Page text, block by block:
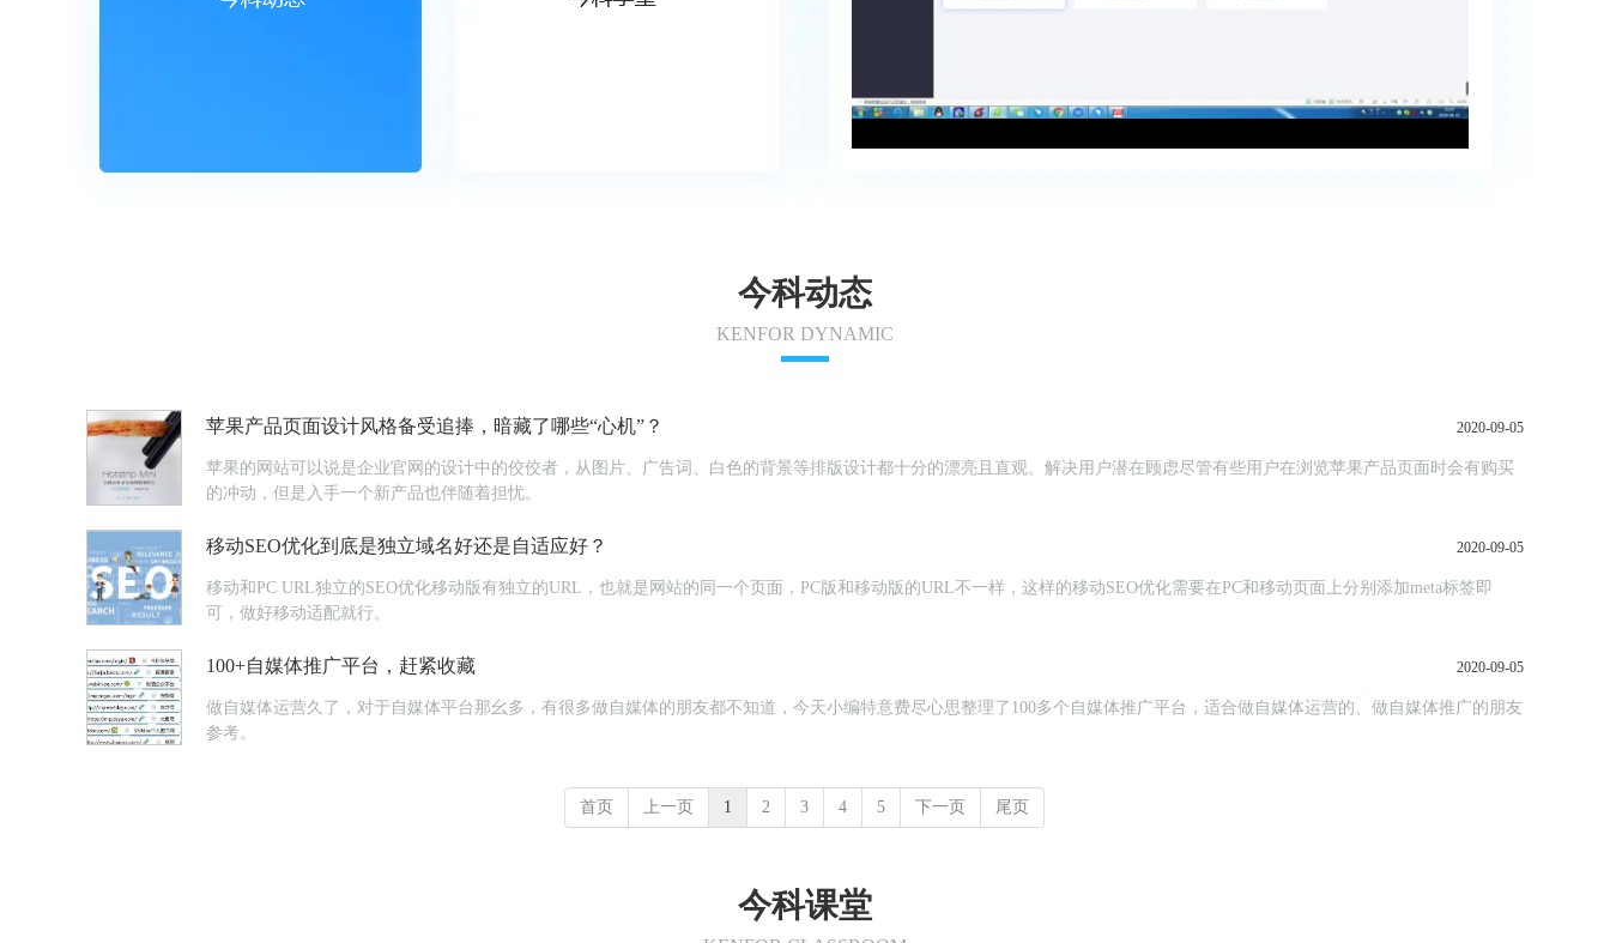
今科动态
KENFOR DYNAMIC
苹果产品页面设计风格备受追捧，暗藏了哪些“心机”？ 2020-09-05
苹果的网站可以说是企业官网的设计中的佼佼者，从图片、广告词、白色的背景等排版设计都十分的漂亮且直观。解决用户潜在顾虑尽管有些用户在浏览苹果产品页面时会有购买
的冲动，但是入手一个新产品也伴随着担忧。
移动SEO优化到底是独立域名好还是自适应好？ 2020-09-05
移动和PC URL独立的SEO优化移动版有独立的URL，也就是网站的同一个页面，PC版和移动版的URL不一样，这样的移动SEO优化需要在PC和移动页面上分别添加meta标签即
可，做好移动适配就行。
100+自媒体推广平台，赶紧收藏 2020-09-05
做自媒体运营久了，对于自媒体平台那幺多，有很多做自媒体的朋友都不知道，今天小编特意费尽心思整理了100多个自媒体推广平台，适合做自媒体运营的、做自媒体推广的朋友
参考。
首页 上一页 1 2 3 4 5 下一页 尾页
今科课堂